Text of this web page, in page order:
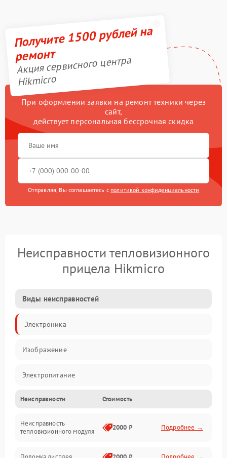
Получите 1500 рублей на
ремонт
Акция сервисного центра
Hikmicro
При оформлении заявки на ремонт техники через
сайт,
действует персональная бессрочная скидка
Отправляя, Вы соглашаетесь с политикой конфиденциальности
Неисправности тепловизионного
прицела Hikmicro
Виды неисправностей
Электроника
Изображение
Электропитание
Измерения
Матрица
Неисправности Стоимость
Неисправность
тепловизионного модуля
2000 ₽ Подробнее →